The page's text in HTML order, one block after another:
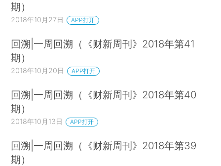
期）
2018年10月27日 APP打开
回溯|一周回溯（《财新周刊》2018年第41
期）
2018年10月20日 APP打开
回溯|一周回溯（《财新周刊》2018年第40
期）
2018年10月13日 APP打开
回溯|一周回溯（《财新周刊》2018年第39
期）